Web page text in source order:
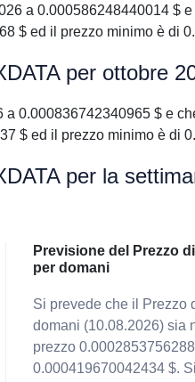
a 0.000586248440014
$ ed il prezzo minimo è di
per ottobre
0.000836742340965 $ e
$ ed il prezzo minimo è di
per la
Previsione del Prezzo
per domani
Si prevede che il Prezzo
domani (10.08.2026) sia
prezzo
0.000419670042434 $.